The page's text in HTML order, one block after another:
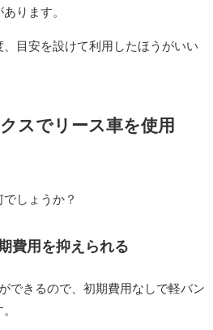
ります。
目安を設けて利用したほうがいい
スでリース車を使用
しょうか？
費用を抑えられる
できるので、初期費用なしで軽バン